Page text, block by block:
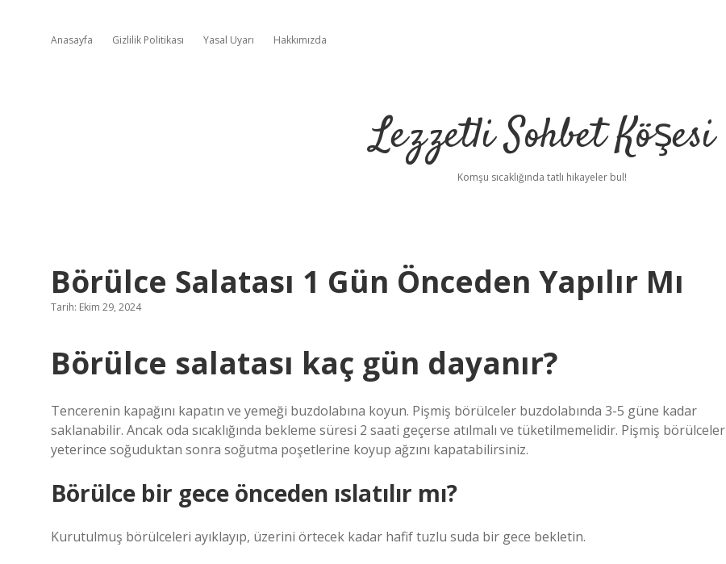
Anasayfa Gizlilik Politikası Yasal Uyarı Hakkımızda
Lezzetli Sohbet Köşesi
Komşu sıcaklığında tatlı hikayeler bul!
Börülce Salatası 1 Gün Önceden Yapılır Mı
Tarih: Ekim 29, 2024
Börülce salatası kaç gün dayanır?
Tencerenin kapağını kapatın ve yemeği buzdolabına koyun. Pişmiş börülceler buzdolabında 3-5 güne kadar
saklanabilir. Ancak oda sıcaklığında bekleme süresi 2 saati geçerse atılmalı ve tüketilmemelidir. Pişmiş börülceler
yeterince soğuduktan sonra soğutma poşetlerine koyup ağzını kapatabilirsiniz.
Börülce bir gece önceden ıslatılır mı?
Kurutulmuş börülceleri ayıklayıp, üzerini örtecek kadar hafif tuzlu suda bir gece bekletin.